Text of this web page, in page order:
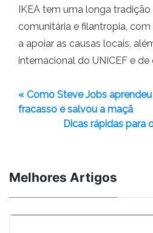
IKEA tem uma longa
comunitária e filantropia,
a apoiar as causas locais,
internacional do UNICEF e de
« Como Steve Jobs
fracasso e salvou a maçã
Dicas rápidas para
Melhores Artigos